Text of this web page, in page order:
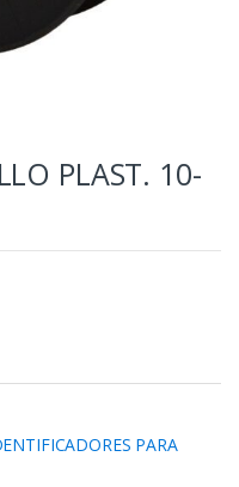
PLAST. 10-
PARA